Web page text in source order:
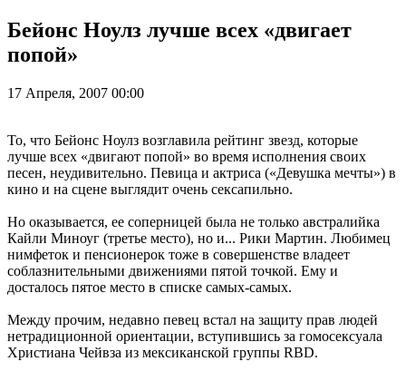
Бейонс Ноулз лучше всех «двигает
попой»
17 Апреля, 2007 00:00
То, что Бейонс Ноулз возглавила рейтинг звезд, которые
лучше всех «двигают попой» во время исполнения своих
песен, неудивительно. Певица и актриса («Девушка мечты») в
кино и на сцене выглядит очень сексапильно.
Но оказывается, ее соперницей была не только австралийка
Кайли Миноуг (третье место), но и... Рики Мартин. Любимец
нимфеток и пенсионерок тоже в совершенстве владеет
соблазнительными движениями пятой точкой. Ему и
досталось пятое место в списке самых-самых.
Между прочим, недавно певец встал на защиту прав людей
нетрадиционной ориентации, вступившись за гомосексуала
Христиана Чейвза из мексиканской группы RBD.